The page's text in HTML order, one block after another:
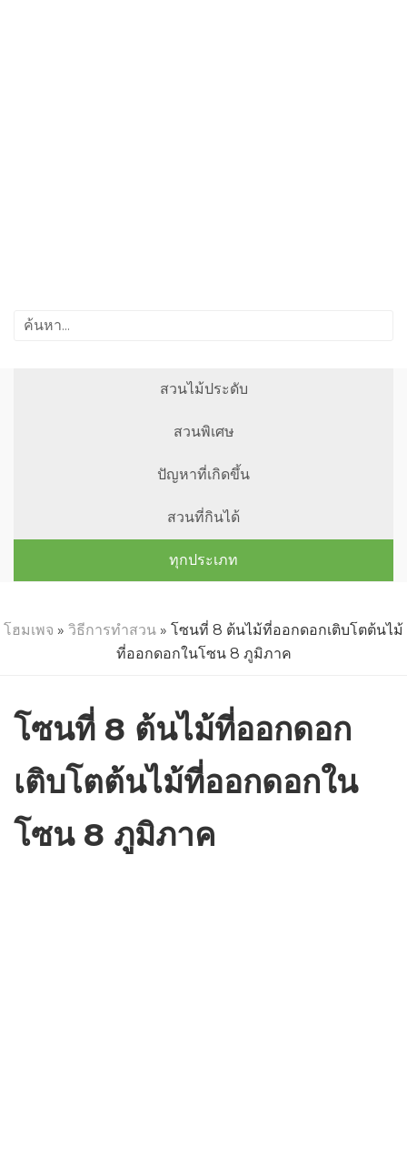
สวนไม้ประดับ
สวนพิเศษ
ปัญหาที่เกิดขึ้น
สวนที่กินได้
ทุกประเภท
โฮมเพจ » วิธีการทำสวน » โซนที่ 8 ต้นไม้ที่ออกดอกเติบโตต้นไม้
ที่ออกดอกในโซน 8 ภูมิภาค
โซนที่ 8 ต้นไม้ที่ออกดอก
เติบโตต้นไม้ที่ออกดอกใน
โซน 8 ภูมิภาค